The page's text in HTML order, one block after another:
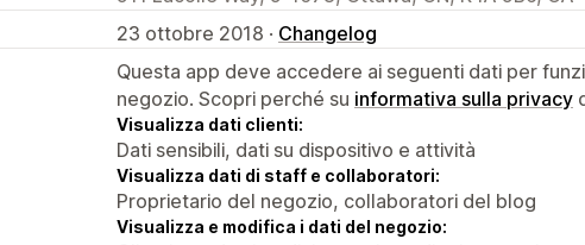
23 ottobre 2018 · Changelog
Questa app deve accedere ai seguenti dati per
negozio. Scopri perché su informativa sulla privacy
Visualizza dati clienti:
Dati sensibili, dati su dispositivo e attività
Visualizza dati di staff e collaboratori:
Proprietario del negozio, collaboratori del blog
Visualizza e modifica i dati del negozio: